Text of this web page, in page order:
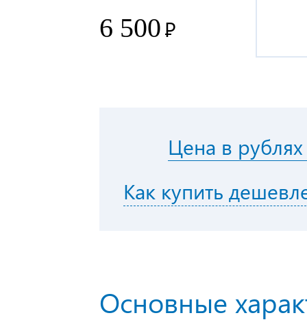
6 500Р
Цена в
Как купить
Основные